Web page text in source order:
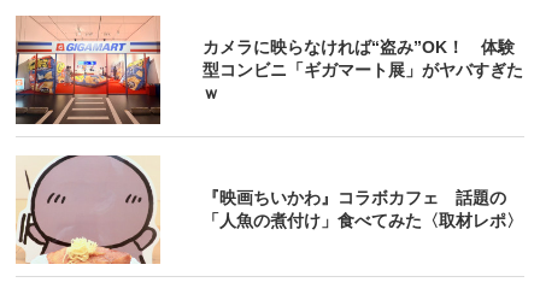
カメラに映らなければ“盗み”OK！ 体験
型コンビニ「ギガマート展」がヤバすぎた
ｗ
『映画ちいかわ』コラボカフェ 話題の
「人魚の煮付け」食べてみた〈取材レポ〉